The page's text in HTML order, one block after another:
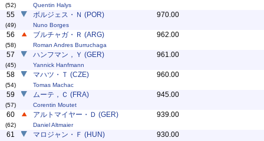
(52) Quentin Halys
55
(49)
ボルジェス・Ｎ (POR)
Nuno Borges
970.00
56
(58)
ブルチャガ・Ｒ (ARG)
Roman Andres Burruchaga
962.00
57
(45)
ハンフマン，Ｙ (GER)
Yannick Hanfmann
961.00
58
(54)
マハツ・Ｔ (CZE)
Tomas Machac
960.00
59
(57)
ムーテ，Ｃ (FRA)
Corentin Moutet
945.00
60
(62)
アルトマイヤー・Ｄ (GER)
Daniel Altmaier
939.00
61 マロジャン・Ｆ (HUN) 930.00